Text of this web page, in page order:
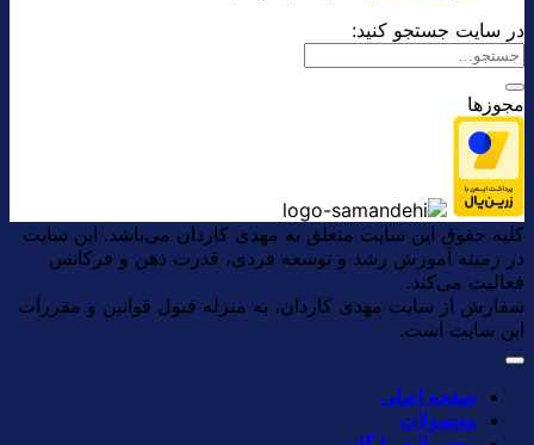
در سایت جستجو کنید:
مجوزها
کلیه حقوق این سایت متعلق به مهدی کاردان می‌باشد. این سایت
در زمینه آموزش رشد و توسعه فردی، قدرت ذهن و فرکانس
فعالیت می‌کند.
سفارش از سایت مهدی کاردان، به منزله قبول قوانین و مقررات
این سایت است.
صفحه اصلی
محصولات